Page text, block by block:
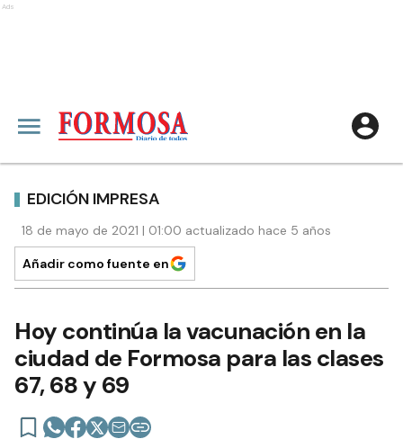
Ads
EDICIÓN IMPRESA
18 de mayo de 2021 | 01:00 actualizado hace 5 años
Añadir como fuente en
Hoy continúa la vacunación en la
ciudad de Formosa para las clases
67, 68 y 69